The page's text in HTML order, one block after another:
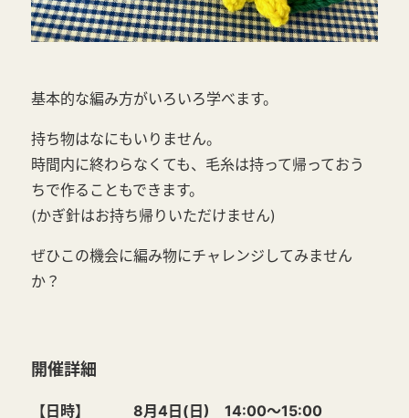
基本的な編み方がいろいろ学べます。
持ち物はなにもいりません。
時間内に終わらなくても、毛糸は持って帰っておう
ちで作ることもできます。
(かぎ針はお持ち帰りいただけません)
ぜひこの機会に編み物にチャレンジしてみません
か？
開催詳細
【日時】 8月4日(日) 14:00～15:00